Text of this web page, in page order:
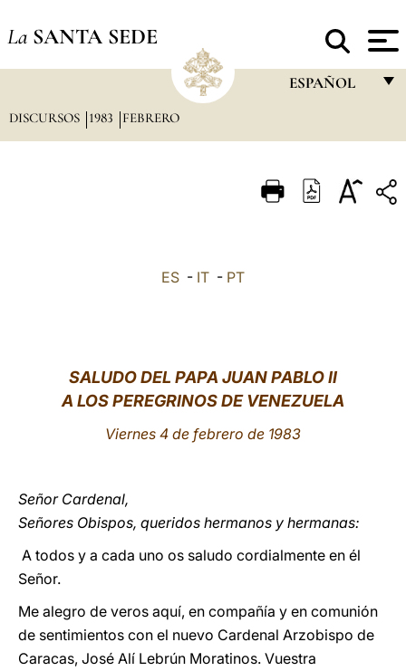
La SANTA SEDE
ESPAÑOL
ITALIANO
中文
LATINE
DISCURSOS 1983 FEBRERO
ES - IT - PT
SALUDO DEL PAPA JUAN PABLO II
A LOS PEREGRINOS DE VENEZUELA
Viernes 4 de febrero de 1983
Señor Cardenal,
Señores Obispos, queridos hermanos y hermanas:
A todos y a cada uno os saludo cordialmente en él
Señor.
Me alegro de veros aquí, en compañía y en comunión
de sentimientos con el nuevo Cardenal Arzobispo de
Caracas, José Alí Lebrún Moratinos. Vuestra